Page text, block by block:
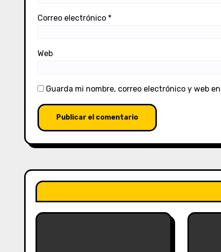
Correo electrónico *
Web
Guarda mi nombre, correo electrónico y web